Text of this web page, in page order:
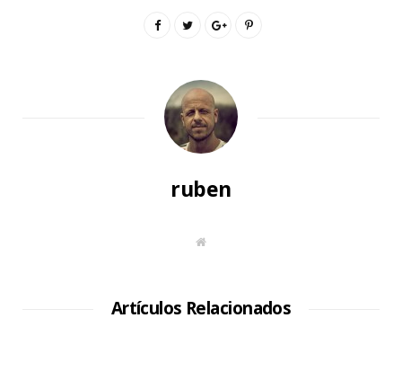
ruben
S
W
Artículos Relacionados